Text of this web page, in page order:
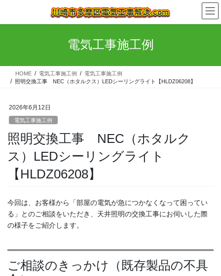
テ
ス
ゲ
ン
電気工事施工例
HOME 電気工事施工例
電気工事施工例
照明交換工事 NEC（ホタルクス）LEDシーリングライト【HLDZ06208】
2026年6月12日
電気工事施工例
照明交換工事 NEC（ホタルク
ス）LEDシーリングライト
【HLDZ06208】
今回は、お客様から「部屋の電気が急につかなくなって困ってい
る」とのご相談をいただき、天井照明の交換工事にお伺いした際
の様子をご紹介します。
ご相談のきっかけ（既存製品の不具